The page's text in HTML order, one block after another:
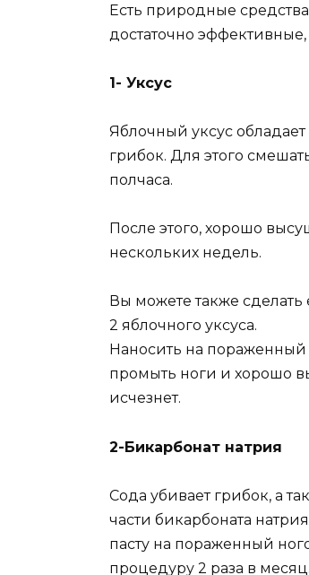
Есть природные
достаточно
1- Уксус
Яблочный уксус
грибок. Для этого
полчаса.
После этого, хорошо
нескольких недель.
Вы можете также
2 яблочного уксуса.
Наносить на пораженный
промыть ноги и хорошо
исчезнет.
2-Бикарбонат натрия
Сода убивает грибок, а
части бикарбоната
пасту на пораженный
процедуру 2 раза в месяц.